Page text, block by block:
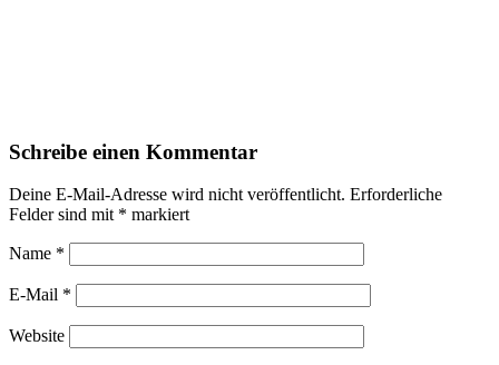
Schreibe einen Kommentar
Deine E-Mail-Adresse wird nicht veröffentlicht. Erforderliche
Felder sind mit * markiert
Name *
E-Mail *
Website